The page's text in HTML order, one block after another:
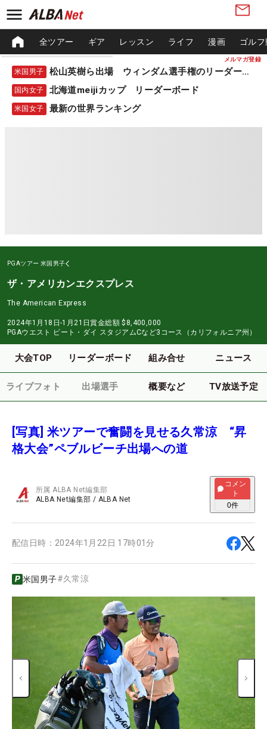
メルマガ登録
全ツアー ギア レッスン ライフ 漫画 ゴル
米国男子 松山英樹ら出場 ウィンダム選手権のリーダーボード
国内女子 北海道meijiカップ リーダーボード
米国女子 最新の世界ランキング
PGAツアー 米国男子
ザ・アメリカンエクスプレス
The American Express
2024年1月18日-1月21日賞金総額 $8,400,000
PGAウエスト ピート・ダイ スタジアムCなど3コース（カリフォルニア州）
大会TOP リーダーボード 組み合せ ニュース
ライブフォト 出場選手 概要など TV放送予定
[写真] 米ツアーで奮闘を見せる久常涼 “昇
格大会”ペブルビーチ出場への道
所属ALBA Net編集部
ALBA Net編集部 / ALBA Net
コメン
ト
0件
配信日時： 2024年1月22日 17時01分
米国男子#久常涼